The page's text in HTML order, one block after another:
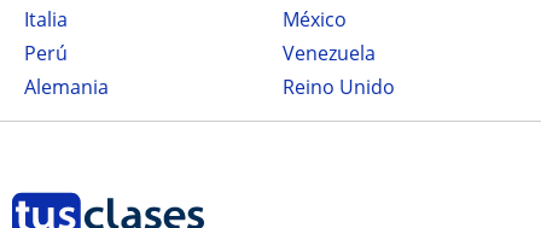
Italia
México
Perú
Venezuela
Alemania
Reino Unido